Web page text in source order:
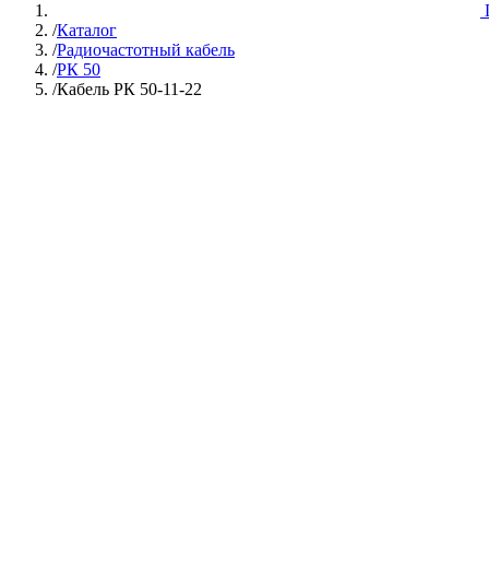
/Каталог
/Радиочастотный кабель
/РК 50
/Кабель РК 50-11-22